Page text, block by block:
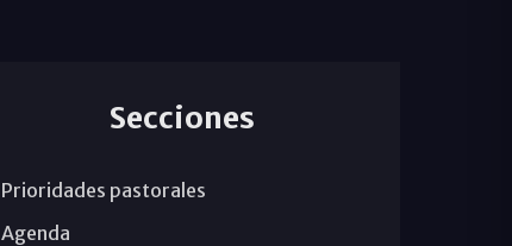
Secciones
Prioridades pastorales
Agenda